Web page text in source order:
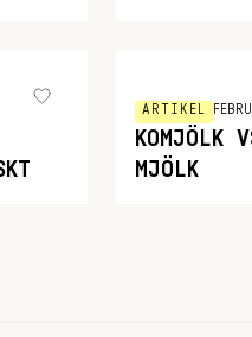
ARTIKEL
KOMJÖLK
MJÖLK